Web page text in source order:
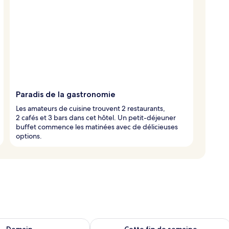
Paradis de la gastronomie
Les amateurs de cuisine trouvent 2 restaurants,
2 cafés et 3 bars dans cet hôtel. Un petit-déjeuner
buffet commence les matinées avec de délicieuses
options.
pour demain août 10 - août 11Vérifier la disponibilité pour cette fin